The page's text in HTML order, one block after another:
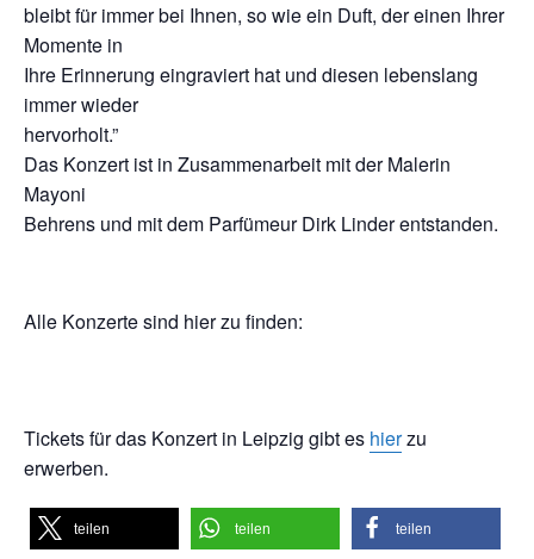
bleibt für immer bei Ihnen, so wie ein Duft, der einen Ihrer
Momente in
Ihre Erinnerung eingraviert hat und diesen lebenslang
immer wieder
hervorholt.”
Das Konzert ist in Zusammenarbeit mit der Malerin
Mayoni
Behrens und mit dem Parfümeur Dirk Linder entstanden.
Alle Konzerte sind hier zu finden:
Tickets für das Konzert in Leipzig gibt es hierzu
erwerben.
teilen teilen teilen